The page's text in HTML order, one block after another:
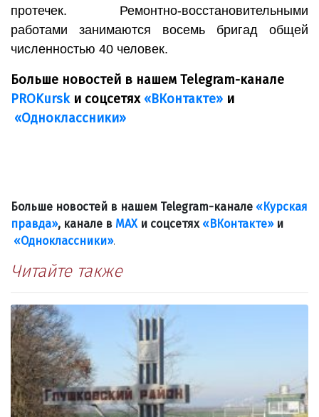
протечек. Ремонтно-восстановительными
работами занимаются восемь бригад общей
численностью 40 человек.
Больше новостей в нашем Telegram-канале
PROKurskи соцсетях «ВКонтакте» и
«Одноклассники»
Больше новостей в нашем Telegram-канале «Курская
правда», канале в МАХ и соцсетях «ВКонтакте»и
«Одноклассники».
Читайте также